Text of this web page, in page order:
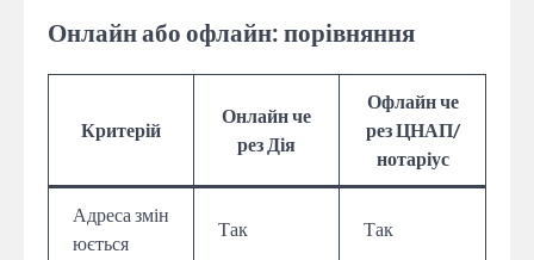
Онлайн або офлайн: порівняння
Критерій
Онлайн че
рез Дія
Офлайн че
рез ЦНАП/
нотаріус
Адреса змін
юється
Так Так